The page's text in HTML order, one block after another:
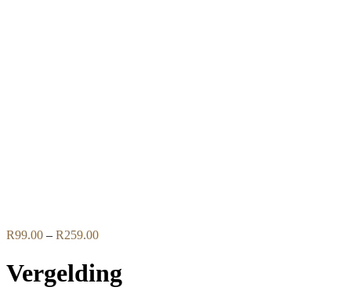
R99.00 – R259.00Price
through
R259.00
Vergelding